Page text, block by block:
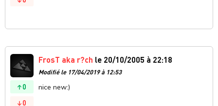
0
0
FrosT aka r?ch le 20/10/2005 à 22:18
Modifié le 17/04/2019 à 12:53
nice new:)